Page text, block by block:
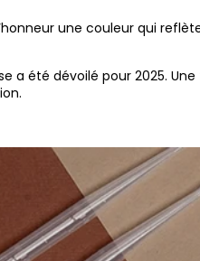
une couleur qui
a été dévoilé pour 2025.